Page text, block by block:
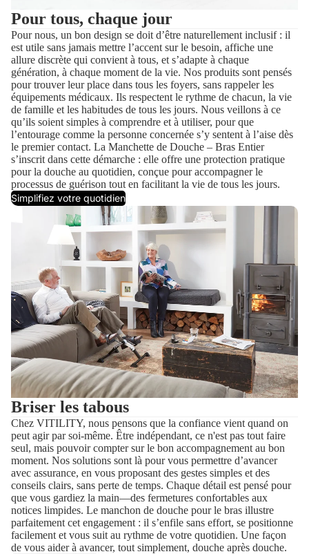
Pour tous, chaque jour
Pour nous, un bon design se doit d’être naturellement inclusif : il
est utile sans jamais mettre l’accent sur le besoin, affiche une
allure discrète qui convient à tous, et s’adapte à chaque
génération, à chaque moment de la vie. Nos produits sont pensés
pour trouver leur place dans tous les foyers, sans rappeler les
équipements médicaux. Ils respectent le rythme de chacun, la vie
de famille et les habitudes de tous les jours. Nous veillons à ce
qu’ils soient simples à comprendre et à utiliser, pour que
l’entourage comme la personne concernée s’y sentent à l’aise dès
le premier contact. La Manchette de Douche – Bras Entier
s’inscrit dans cette démarche : elle offre une protection pratique
pour la douche au quotidien, conçue pour accompagner le
processus de guérison tout en facilitant la vie de tous les jours.
Simplifiez votre quotidien
Briser les tabous
Chez VITILITY, nous pensons que la confiance vient quand on
peut agir par soi-même. Être indépendant, ce n'est pas tout faire
seul, mais pouvoir compter sur le bon accompagnement au bon
moment. Nos solutions sont là pour vous permettre d’avancer
avec assurance, en vous proposant des gestes simples et des
conseils clairs, sans perte de temps. Chaque détail est pensé pour
que vous gardiez la main—des fermetures confortables aux
notices limpides. Le manchon de douche pour le bras illustre
parfaitement cet engagement : il s’enfile sans effort, se positionne
facilement et vous suit au rythme de votre quotidien. Une façon
de vous aider à avancer, tout simplement, douche après douche.